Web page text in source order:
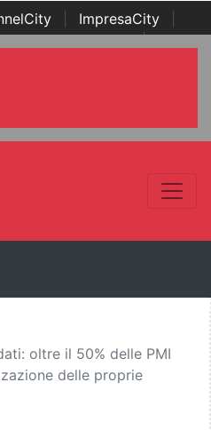
ImpresaCity
Channel Awards | Italian
oltre il 50% delle PMI
delle proprie